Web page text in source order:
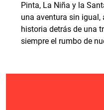
Pinta, La Niña y la
una aventura sin igual,
historia detrás de una
siempre el rumbo de